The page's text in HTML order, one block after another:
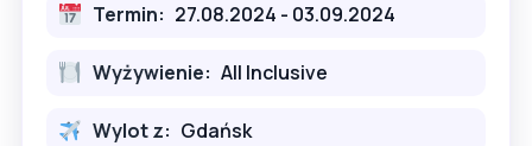
Termin: 27.08.2024 - 03.09.2024
Wyżywienie: All Inclusive
Wylot z: Gdańsk